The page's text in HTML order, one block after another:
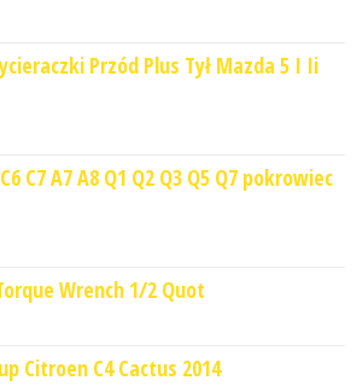
Przód Plus Tył Mazda 5 I Ii
C7 A7 A8 Q1 Q2 Q3 Q5 Q7 pokrowiec
Wrench 1/2 Quot
Citroen C4 Cactus 2014